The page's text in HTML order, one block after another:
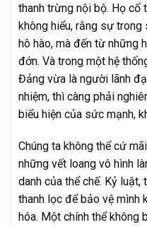
thanh trừng nội bộ. Họ cố
không hiểu, rằng sự
hô hào, mà đến từ những
đớn. Và trong một hệ
Đảng vừa là người lãnh
nhiệm, thì càng phải
biểu hiện của sức mạnh,
Chúng ta không thể cứ
những vết loang vô hình
danh của thể chế. Kỷ
thanh lọc để bảo vệ mình
hóa. Một chính thể không